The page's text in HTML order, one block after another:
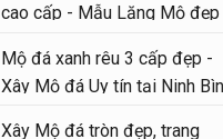
cao cấp - Mẫu Lăng Mộ đẹp
Mộ đá xanh rêu 3 cấp đẹp -
Xây Mộ đá Uy tín tại Ninh
Xây Mộ đá tròn đẹp, trang